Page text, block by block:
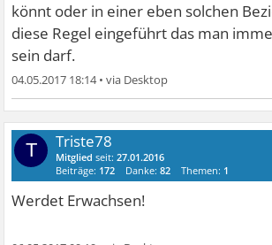
könnt oder in einer eben solchen
diese Regel eingeführt das man
sein darf.
04.05.2017 18:14•
T Triste78
Mitglied seit:27.01.2016
Beiträge: 172 Danke:82 Themen: 1
Werdet Erwachsen!